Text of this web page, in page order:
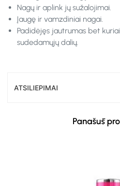
Nagų ir aplink jų sužalojimai.
Įaugę ir vamzdiniai nagai.
Padidėjęs jautrumas bet
sudedamųjų dalių.
ATSILIEPIMAI
Panašūs